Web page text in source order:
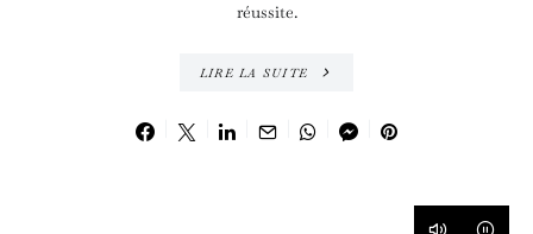
réussite.
LIRE LA SUITE